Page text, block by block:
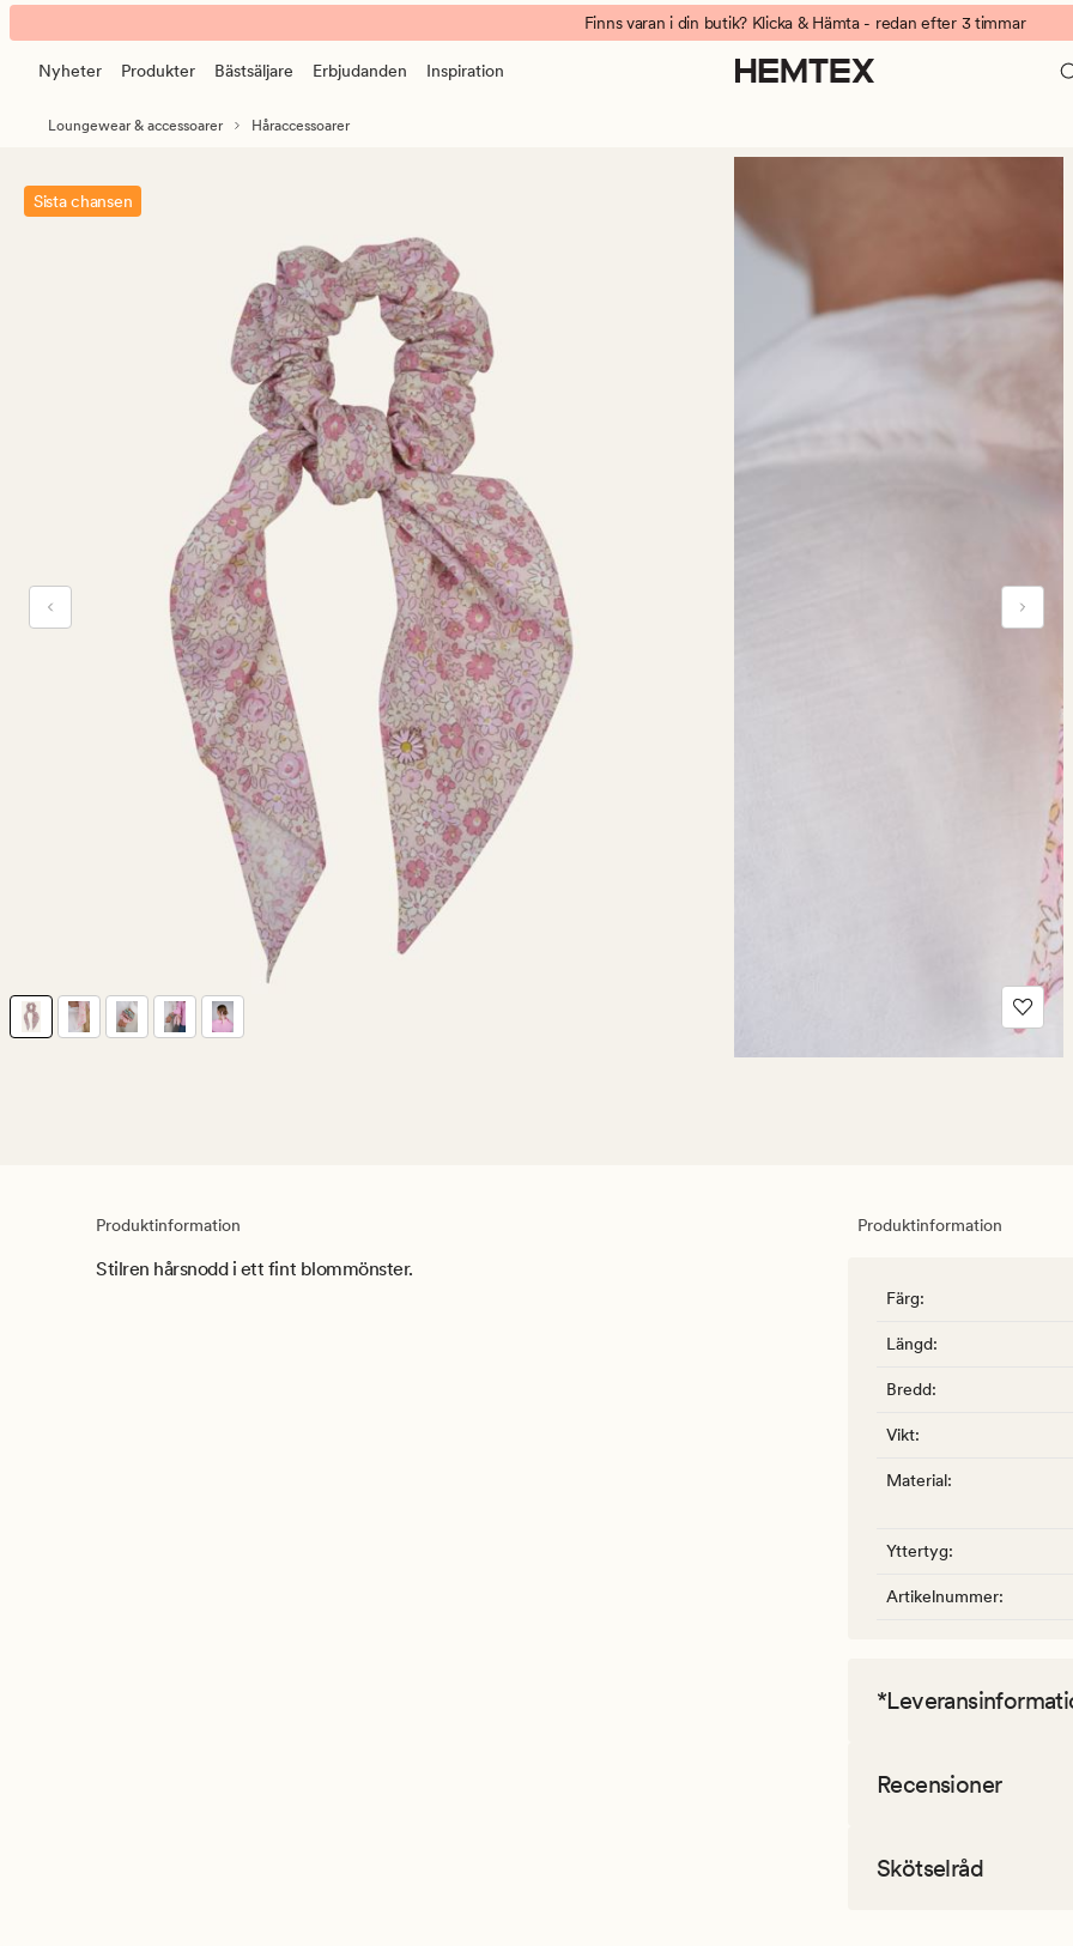
Sunny
hårsnodd
ljusrosa
banner.
Klicka
ESCAPE
att
pausa.
Finns varan i din butik? Klicka & Hämta - redan efter 3 timmar
Nyheter Produkter Bästsäljare Erbjudanden Inspiration
Loungewear & accessoarer Håraccessoarer
Sista chansen
Produktinformation
Stilren hårsnodd i ett fint blommönster.
Produktinformation
Färg:
Längd:
Bredd:
Vikt:
Material:
Yttertyg:
Artikelnummer:
Recensioner
Skötselråd